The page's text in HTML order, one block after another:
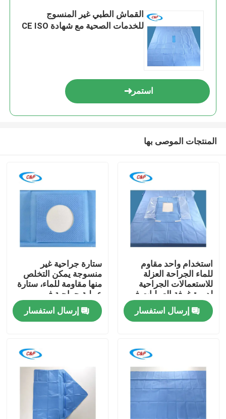
فيديوهات
القماش الطبي غير المنسوج
للخدمات الصحية مع شهادة CE ISO
استمر
المنتجات الموصى بها
استخدام واحد مقاوم
للماء الجراحة العزلة
للاستعمالات الجراحية
لدورة غرفة العمليات في
المستشفى
إرسال استفسار
ستارة جراحية غير
منسوجة يمكن التخلص
منها مقاومة للماء، ستارة
عملية جراحية في
المستشفى
إرسال استفسار